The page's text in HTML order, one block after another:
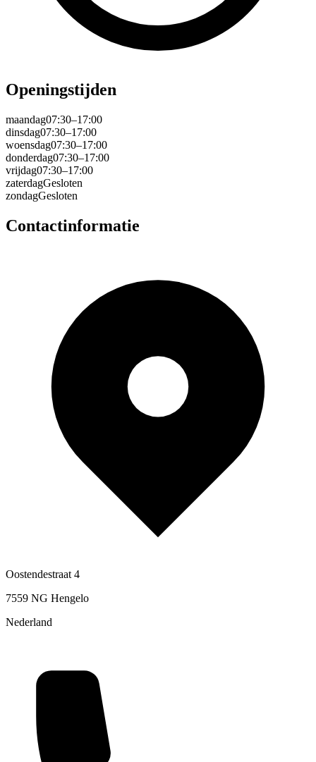
Openingstijden
maandag07:30–17:00
dinsdag07:30–17:00
woensdag07:30–17:00
donderdag07:30–17:00
vrijdag07:30–17:00
zaterdagGesloten
zondagGesloten
Contactinformatie
Oostendestraat 4
7559 NG Hengelo
Nederland